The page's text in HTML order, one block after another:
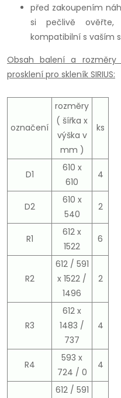
před zakoupením
si pečlivě ověřte,
kompatibilní s vaším
Obsah balení a rozměry
prosklení pro skleník SIRIUS:
označení
rozměry
( šířka x
výška v
mm )
ks
D1
610 x
610
4
D2
610 x
540
2
R1
612 x
1522
6
R2
612 / 591
x 1522 /
1496
2
R3
612 x
1483 /
737
4
R4
593 x
724 / 0
4
612 / 591